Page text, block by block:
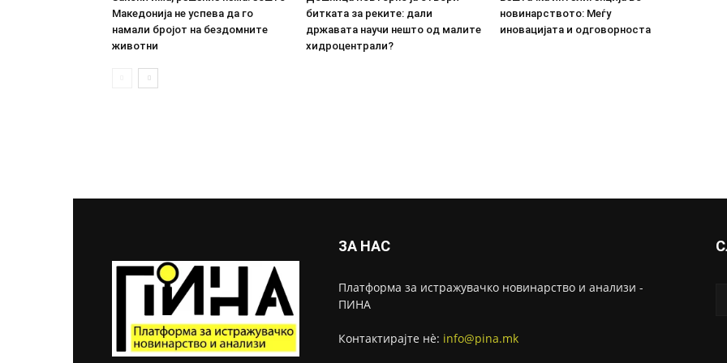
Македонија не успева да го
намали бројот на бездомните
животни
битката за реките: дали
државата научи нешто од малите
хидроцентрали?
новинарството: Меѓу
иновацијата и одговорноста
ЗА НАС
Платформа за истражувачко новинарство и анализи -
ПИНА
Контактирајте нѐ: info@pina.mk